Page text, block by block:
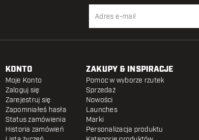
KONTO
Moje Konto
Zaloguj się
Zarejestruj się
Zapomniałeś hasła
Status zamówienia
Historia zamówień
ZAKUPY & INSPIRACJE
Pomoc w wyborze rzutek
Sprzedaż
Nowości
Launches
Marki
Personalizacja produktu